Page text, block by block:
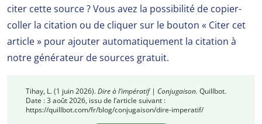
citer cette source ? Vous avez la possibilité de copier-
coller la citation ou de cliquer sur le bouton « Citer cet
article » pour ajouter automatiquement la citation à
notre générateur de sources gratuit.
Tihay, L. (1 juin 2026).Dire à l’impératif | Conjugaison. Quillbot.
Date : 3 août 2026, issu de l’article suivant :
https://quillbot.com/fr/blog/conjugaison/dire-imperatif/